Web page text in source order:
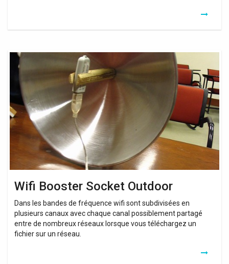
Wifi Booster Socket Outdoor
Dans les bandes de fréquence wifi sont subdivisées en
plusieurs canaux avec chaque canal possiblement partagé
entre de nombreux réseaux lorsque vous téléchargez un
fichier sur un réseau.
Wifi
Booster
Outdoor